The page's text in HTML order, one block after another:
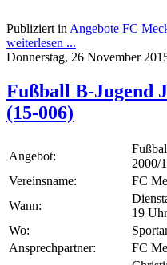
Publiziert in Angebote FC
weiterlesen ...
Donnerstag, 26 November
Fußball B-Jugend
(15-006)
Angebot:
2000/
Vereinsname:
FC
Wann:
19 Uhr
Wo:
Ansprechpartner:
FC